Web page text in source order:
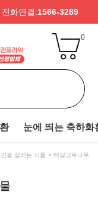
전화연결:1566-3289
0
눈에 띄는 축하화
간을 살리는 식물 떡갈고무나무